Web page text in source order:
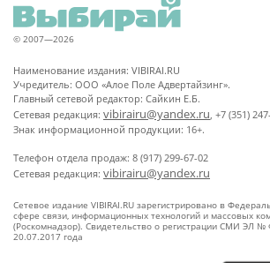
© 2007—2026
Наименование издания: VIBIRAI.RU
Учредитель: ООО «Алое Поле Адвертайзинг».
Главный сетевой редактор: Сайкин Е.Б.
Сетевая редакция: vibirairu@yandex.ru, +7 (351)
Знак информационной продукции: 16+.
Телефон отдела продаж: 8 (917) 299-67-02
Сетевая редакция: vibirairu@yandex.ru
Сетевое издание VIBIRAI.RU зарегистрировано в
сфере связи, информационных технологий и массовых
(Роскомнадзор). Свидетельство о регистрации СМИ ЭЛ №
20.07.2017 года